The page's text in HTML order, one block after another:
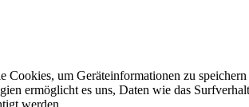
um Geräteinformationen zu
ermöglicht es uns, Daten wie das
werden.